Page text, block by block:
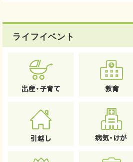
ライフイベント